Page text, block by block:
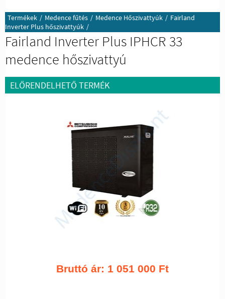
Termékek / Medence fűtés / Medence Hőszivattyúk / Fairland
Inverter Plus hőszivattyúk /
Fairland Inverter Plus IPHCR 33
medence hőszivattyú
ELŐRENDELHETŐ TERMÉK
Bruttó ár: 1 051 000 Ft